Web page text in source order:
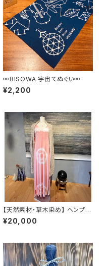
∞BISOWA 宇宙てぬぐい∞
¥2,200
【天然素材・草木染め】 ヘンプオ
ーガニックコットンリネンストー
ル[生成り]
¥20,000